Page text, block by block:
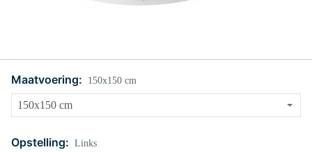
Maatvoering: 150x150 cm
Opstelling: Links